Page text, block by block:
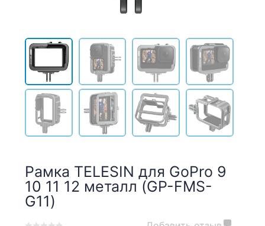
Рамка TELESIN для GoPro 9
10 11 12 металл (GP-FMS-
G11)